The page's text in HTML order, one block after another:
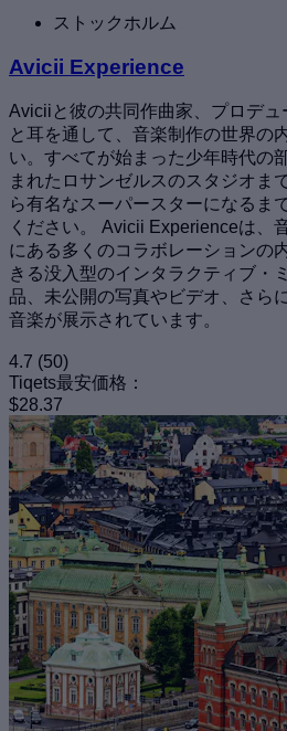
ストックホルム
Avicii Experience
Aviciiと彼の共同作曲家、プロデュ
と耳を通して、音楽制作の世界の
い。すべてが始まった少年時代の
まれたロサンゼルスのスタジオま
ら有名なスーパースターになるま
ください。 Avicii Experienceは、
にある多くのコラボレーションの
きる没入型のインタラクティブ・
品、未公開の写真やビデオ、さら
音楽が展示されています。
4.7 (50)
Tiqets最安価格：
$28.37